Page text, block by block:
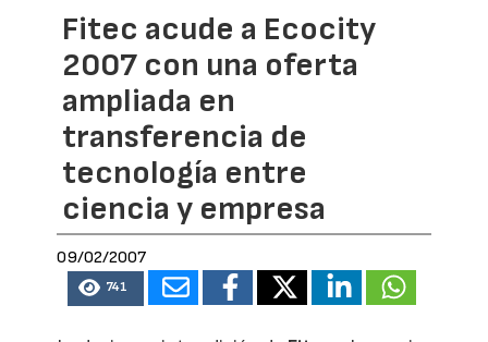
Fitec acude a Ecocity
2007 con una oferta
ampliada en
transferencia de
tecnología entre
ciencia y empresa
09/02/2007
741